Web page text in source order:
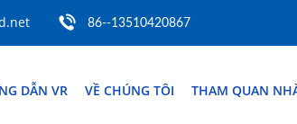
86--13510420867
DẪN VR VỀ CHÚNG TÔI THAM QUAN